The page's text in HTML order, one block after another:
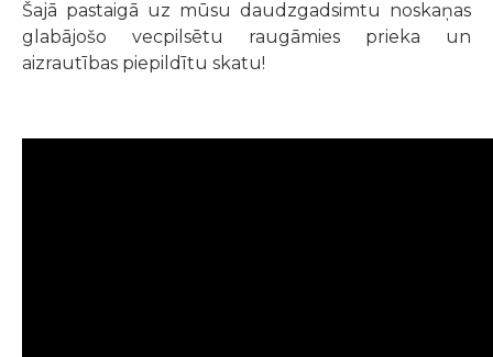
Šajā pastaigā uz mūsu daudzgadsimtu noskaņas
glabājošo vecpilsētu raugāmies prieka un
aizrautības piepildītu skatu!